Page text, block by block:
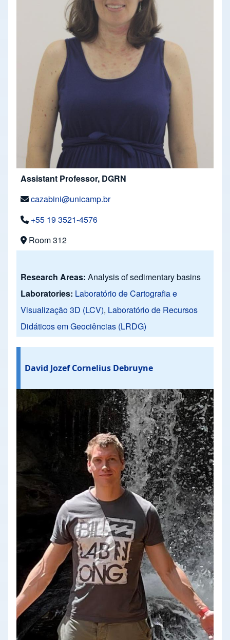
Assistant Professor, DGRN
cazabini@unicamp.br
+55 19 3521-4576
Room 312
Research Areas: Analysis of sedimentary basins
Laboratories: Laboratório de Cartografia e
Visualização 3D (LCV), Laboratório de Recursos
Didáticos em Geociências (LRDG)
David Jozef Cornelius Debruyne